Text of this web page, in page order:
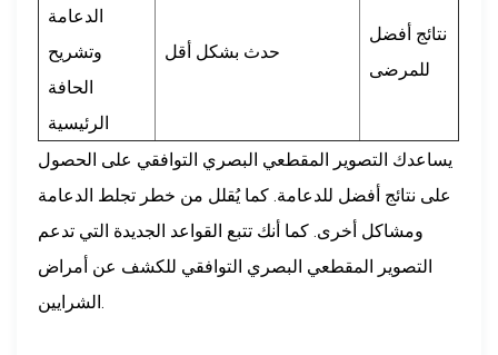
الدعامة
وتشريح
الحافة
الرئيسية
حدث بشكل أقل
نتائج أفضل
للمرضى
يساعدك التصوير المقطعي البصري التوافقي على الحصول
على نتائج أفضل للدعامة. كما يُقلل من خطر تجلط الدعامة
ومشاكل أخرى. كما أنك تتبع القواعد الجديدة التي تدعم
التصوير المقطعي البصري التوافقي للكشف عن أمراض